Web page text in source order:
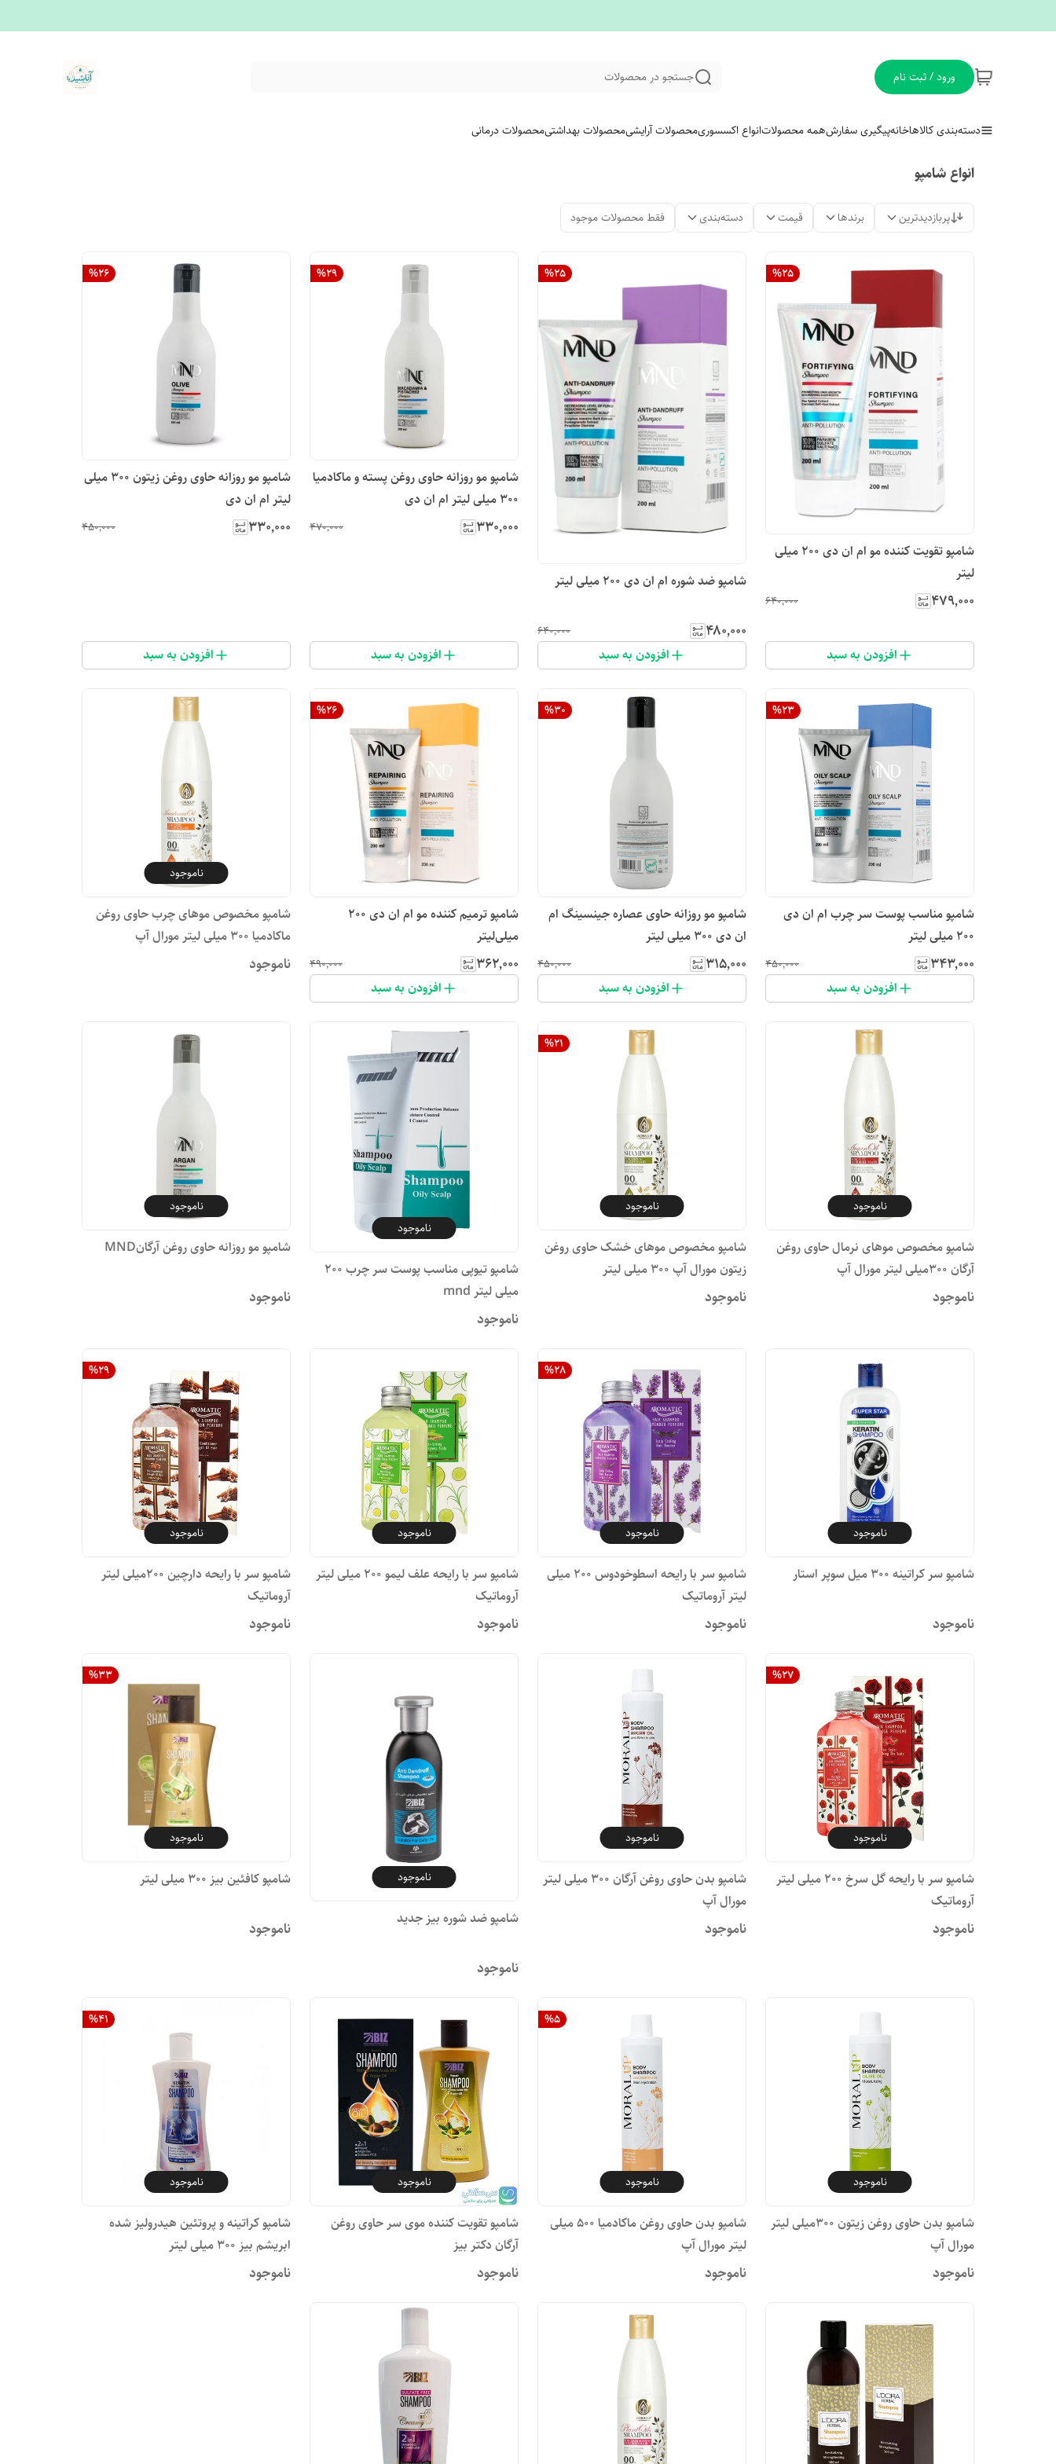
ورود / ثبت نام جستجو در محصولات
دسته‌بندی کالاهاخانهپیگیری سفارشهمه محصولاتانواع اکسسوریمحصولات آرایشیمحصولات بهداشتیمحصولات درمانی
انواع شامپو
پربازدیدترین برندها قیمت دسته‌بندی فقط محصولات موجود
%25
شامپو تقویت کننده مو ام ان دی ۲۰۰ میلی
لیتر
۴۷۹٬۰۰۰ ۶۴۰٬۰۰۰
افزودن به سبد
%25
شامپو ضد شوره ام ان دی ۲۰۰ میلی لیتر
۴۸۰٬۰۰۰ ۶۴۰٬۰۰۰
افزودن به سبد
%29
شامپو مو روزانه حاوی روغن پسته و ماکادمیا
۳۰۰ میلی لیتر ام ان دی
۳۳۰٬۰۰۰ ۴۷۰٬۰۰۰
افزودن به سبد
%26
شامپو مو روزانه حاوی روغن زیتون ۳۰۰ میلی
لیتر ام ان دی
۳۳۰٬۰۰۰ ۴۵۰٬۰۰۰
افزودن به سبد
%23
شامپو مناسب پوست سر چرب ام ان دی
۲۰۰ میلی لیتر
۳۴۳٬۰۰۰ ۴۵۰٬۰۰۰
افزودن به سبد
%30
شامپو مو روزانه حاوی عصاره جینسینگ ام
ان دی ۳۰۰ میلی لیتر
۳۱۵٬۰۰۰ ۴۵۰٬۰۰۰
افزودن به سبد
%26
شامپو ترمیم کننده مو ام ان دی 200
میلی‌لیتر
۳۶۲٬۰۰۰ ۴۹۰٬۰۰۰
افزودن به سبد
ناموجود
شامپو مخصوص موهای چرب حاوی روغن
ماکادمیا ۳۰۰ میلی لیتر مورال آپ
ناموجود
ناموجود
شامپو مخصوص موهای نرمال حاوی روغن
آرگان 300میلی لیتر مورال آپ
ناموجود
%21
ناموجود
شامپو مخصوص موهای خشک حاوی روغن
زیتون مورال آپ ۳۰۰ میلی لیتر
ناموجود
ناموجود
شامپو تیوپی مناسب پوست سر چرب ۲۰۰
میلی لیتر mnd
ناموجود
ناموجود
شامپو مو روزانه حاوی روغن آرگانMND
ناموجود
ناموجود
شامپو سر کراتینه ۳۰۰ میل سوپر استار
ناموجود
%28
ناموجود
شامپو سر با رایحه اسطوخودوس ۲۰۰ میلی
لیتر آروماتیک
ناموجود
ناموجود
شامپو سر با رایحه علف لیمو ۲۰۰ میلی لیتر
آروماتیک
ناموجود
%29
ناموجود
شامپو سر با رایحه دارچین ۲۰۰میلی لیتر
آروماتیک
ناموجود
%27
ناموجود
شامپو سر با رایحه گل سرخ ۲۰۰ میلی لیتر
آروماتیک
ناموجود
ناموجود
شامپو بدن حاوی روغن آرگان ۳۰۰ میلی لیتر
مورال آپ
ناموجود
ناموجود
شامپو ضد شوره بیز جدید
ناموجود
%33
ناموجود
شامپو کافئین بیز ۳۰۰ میلی لیتر
ناموجود
ناموجود
شامپو بدن حاوی روغن زیتون 300میلی لیتر
مورال آپ
ناموجود
%5
ناموجود
شامپو بدن حاوی روغن ماکادمیا ۵۰۰ میلی
لیتر مورال آپ
ناموجود
ناموجود
شامپو تقویت کننده موی سر حاوی روغن
آرگان دکتر بیز
ناموجود
%41
ناموجود
شامپو کراتینه و پروتئین هیدرولیز شده
ابریشم بیز ۳۰۰ میلی لیتر
ناموجود